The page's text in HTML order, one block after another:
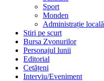
Sport
Monden
Administrație locală
Stiri pe scurt
Bursa Zvonurilor
Personajul lunii
Editorial
Cetățeni
Interviu/Eveniment